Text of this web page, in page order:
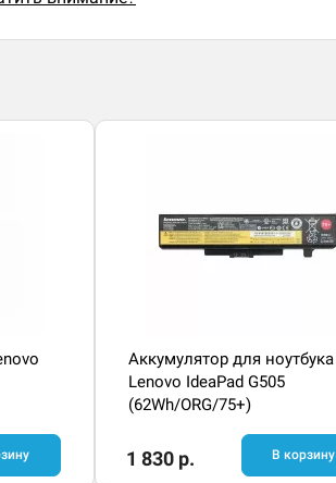
Аккумулятор для ноутбука
Lenovo IdeaPad G505
(62Wh/ORG/75+)
1 830 р. В корзину